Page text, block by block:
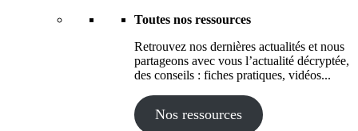
Toutes nos ressources
Retrouvez nos dernières actualités et nous
partageons avec vous l’actualité décryptée,
des conseils : fiches pratiques, vidéos...
Nos ressources